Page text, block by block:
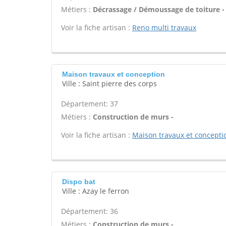
Métiers : Décrassage / Démoussage de toiture -
Voir la fiche artisan : Reno multi travaux
Maison travaux et conception
Ville : Saint pierre des corps
Département: 37
Métiers : Construction de murs -
Voir la fiche artisan : Maison travaux et
Dispo bat
Ville : Azay le ferron
Département: 36